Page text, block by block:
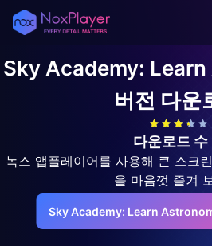
Sky Academy:
버전 다운
다운로드 수
녹스 앱플레이어를 사용해 큰 스크
을 마음껏 즐겨
Sky Academy: Learn